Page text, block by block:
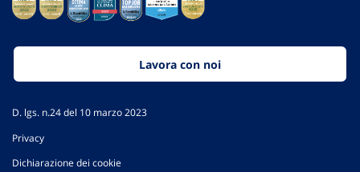
Lavora con noi
D. lgs. n.24 del 10 marzo 2023
Privacy
Dichiarazione dei cookie